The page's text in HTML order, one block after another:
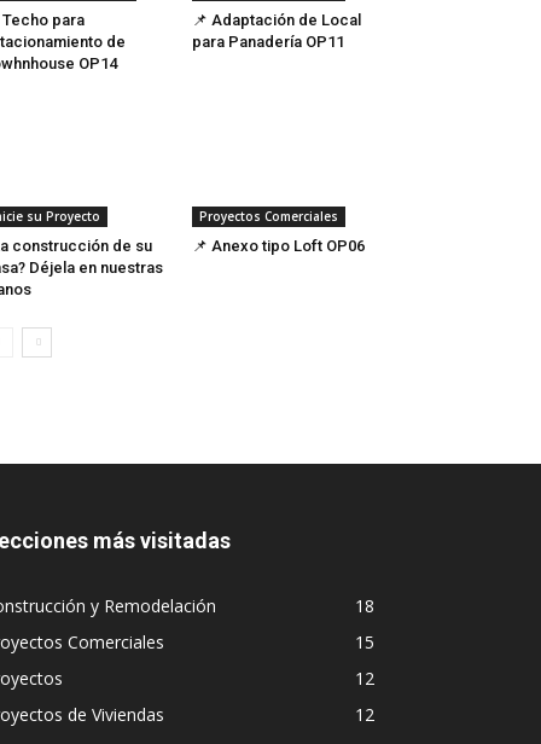
Techo para
de
OP14
📌 Adaptación de Local
para Panadería OP11
su Proyecto
construcción de su
Déjela en nuestras
Proyectos Comerciales
📌 Anexo tipo Loft OP06
más visitadas
y Remodelación
18
Comerciales
15
12
de Viviendas
12